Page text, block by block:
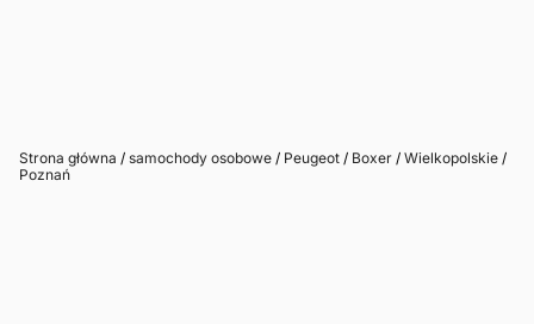
Strona główna / samochody osobowe / Peugeot / Boxer / Wielkopolskie /
Poznań